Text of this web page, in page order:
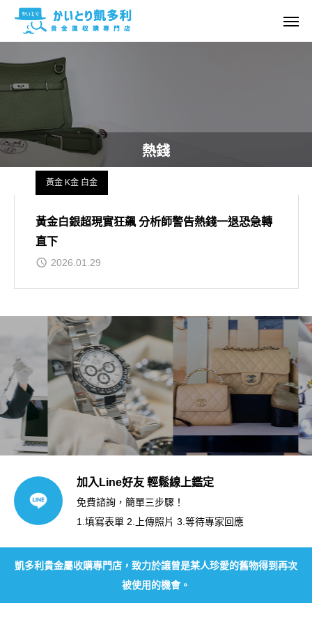
熱錢
黃金 K金 白金
黃金白銀超現實狂飆 分析師警告熱錢一退恐急轉
直下
2026.01.29
加入Line好友 輕鬆線上鑑定
免費諮詢，簡單三步驟！
1.填寫表單 2.上傳照片 3.等待專家回應
凱多利貴金屬收購專門店，致力於讓曾是某人珍愛的舊物得到再次
被使用的機會。